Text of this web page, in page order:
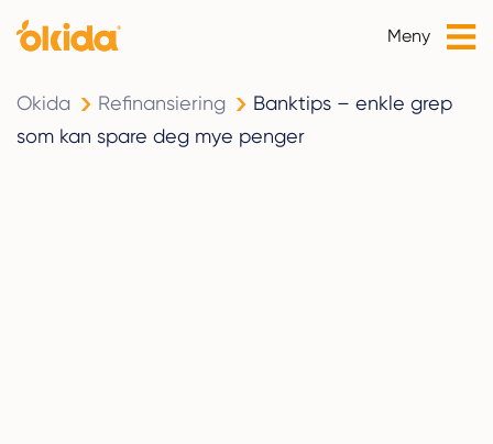
Meny
Okida Refinansiering
Banktips – enkle grep
som kan spare deg mye penger